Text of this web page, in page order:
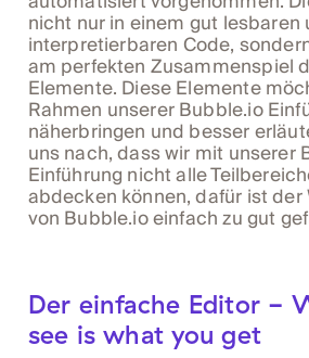
nicht nur in einem gut lesbaren
interpretierbaren Code,
am perfekten Zusammenspiel
Elemente. Diese Elemente
Rahmen unserer Bubble.io
näherbringen und besser
uns nach, dass wir mit unserer
Einführung nicht alle
abdecken können, dafür ist der
von Bubble.io einfach zu gut
Der einfache Editor -
see is what you get